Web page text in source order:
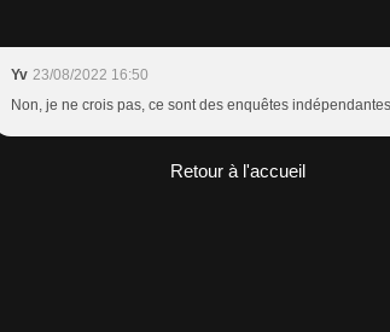
Yv 23/08/2022 16:50
Non, je ne crois pas, ce sont des enquêtes
Retour à l'accueil